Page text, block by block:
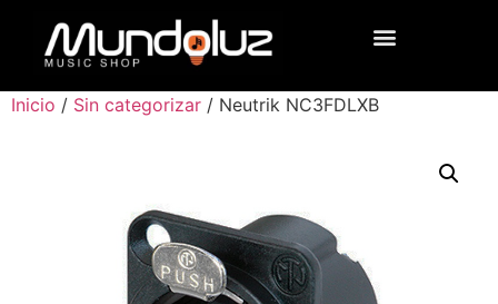
Inicio / Sin categorizar / Neutrik NC3FDLXB